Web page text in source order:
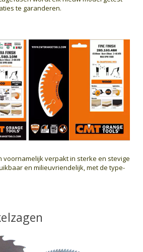
te garanderen.
voornamelijk verpakt in sterke en stevige
en milieuvriendelijk, met de type-